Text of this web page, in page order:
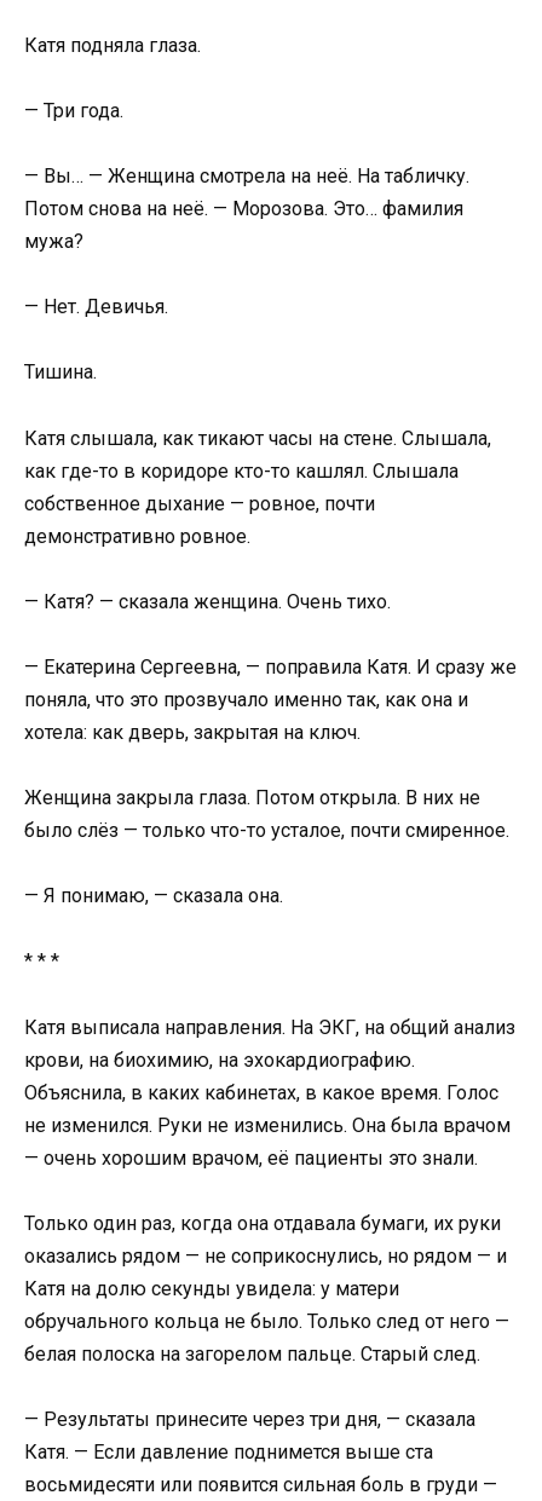
Катя подняла глаза.
— Три года.
— Вы… — Женщина смотрела на неё. На табличку.
Потом снова на неё. — Морозова. Это… фамилия
мужа?
— Нет. Девичья.
Тишина.
Катя слышала, как тикают часы на стене. Слышала,
как где-то в коридоре кто-то кашлял. Слышала
собственное дыхание — ровное, почти
демонстративно ровное.
— Катя? — сказала женщина. Очень тихо.
— Екатерина Сергеевна, — поправила Катя. И сразу же
поняла, что это прозвучало именно так, как она и
хотела: как дверь, закрытая на ключ.
Женщина закрыла глаза. Потом открыла. В них не
было слёз — только что-то усталое, почти смиренное.
— Я понимаю, — сказала она.
* * *
Катя выписала направления. На ЭКГ, на общий анализ
крови, на биохимию, на эхокардиографию.
Объяснила, в каких кабинетах, в какое время. Голос
не изменился. Руки не изменились. Она была врачом
— очень хорошим врачом, её пациенты это знали.
Только один раз, когда она отдавала бумаги, их руки
оказались рядом — не соприкоснулись, но рядом — и
Катя на долю секунды увидела: у матери
обручального кольца не было. Только след от него —
белая полоска на загорелом пальце. Старый след.
— Результаты принесите через три дня, — сказала
Катя. — Если давление поднимется выше ста
восьмидесяти или появится сильная боль в груди —